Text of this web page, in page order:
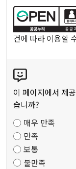
공
리
공
저
작
물
건에 따라 이용할
텐
츠
만
도
조
사
이 페이지에서 제
습니까?
매우 만족
만족
보통
불만족